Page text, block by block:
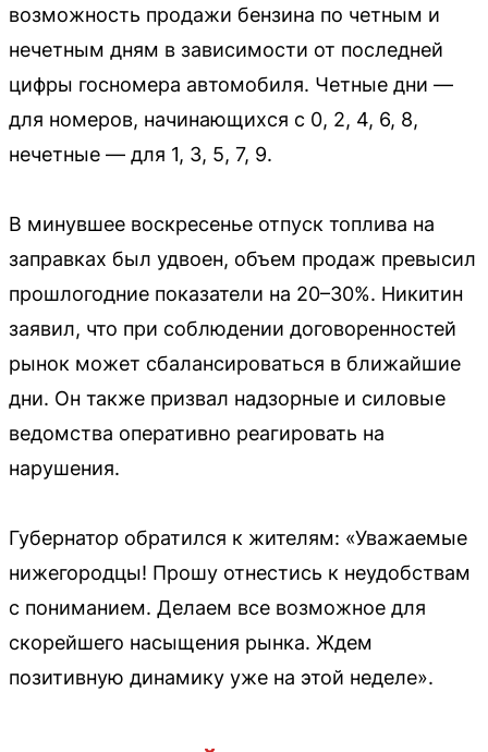
возможность продажи бензина по четным и
нечетным дням в зависимости от последней
цифры госномера автомобиля. Четные дни —
для номеров, начинающихся с 0, 2, 4, 6, 8,
нечетные — для 1, 3, 5, 7, 9.
В минувшее воскресенье отпуск топлива на
заправках был удвоен, объем продаж превысил
прошлогодние показатели на 20–30%. Никитин
заявил, что при соблюдении договоренностей
рынок может сбалансироваться в ближайшие
дни. Он также призвал надзорные и силовые
ведомства оперативно реагировать на
нарушения.
Губернатор обратился к жителям: «Уважаемые
нижегородцы! Прошу отнестись к неудобствам
с пониманием. Делаем все возможное для
скорейшего насыщения рынка. Ждем
позитивную динамику уже на этой неделе».